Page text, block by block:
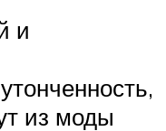
и
из моды